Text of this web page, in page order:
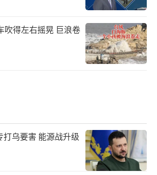
吹得左右摇晃 巨浪卷
乌要害 能源战升级